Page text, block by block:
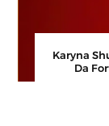
Karyna
Da